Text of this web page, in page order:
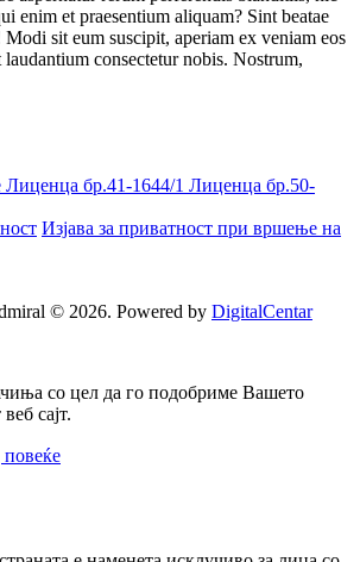
enim et praesentium aliquam? Sint beatae
sit eum suscipit, aperiam ex veniam eos
consectetur nobis. Nostrum,
Лиценца бр.41-1644/1 Лиценца бр.50-
Изјава за приватност при вршење на
© 2026. Powered by DigitalCentar
со цел да го подобриме Вашето
сајт.
повеќе